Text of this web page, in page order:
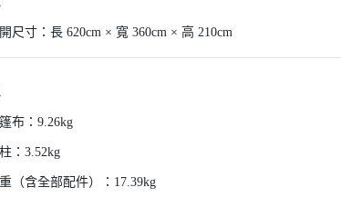
：長 620cm × 寬 360cm × 高 210cm
9.26kg
3.52kg
全部配件）：17.39kg